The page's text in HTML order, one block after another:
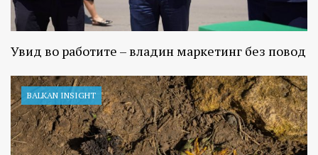
Увид во работите – владин маркетинг без повод
BALKAN INSIGHT